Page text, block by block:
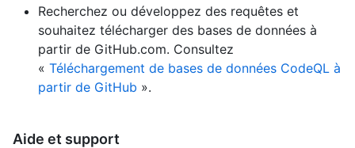
Recherchez ou développez des requêtes et
souhaitez télécharger des bases de données à
partir de GitHub.com. Consultez
« Téléchargement de bases de données CodeQL à
partir de GitHub ».
Aide et support